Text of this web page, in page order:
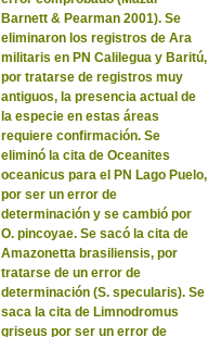
Barnett & Pearman 2001). Se
eliminaron los registros de Ara
militaris en PN Calilegua y Baritú,
por tratarse de registros muy
antiguos, la presencia actual de
la especie en estas áreas
requiere confirmación. Se
eliminó la cita de Oceanites
oceanicus para el PN Lago Puelo,
por ser un error de
determinación y se cambió por
O. pincoyae. Se sacó la cita de
Amazonetta brasiliensis, por
tratarse de un error de
determinación (S. specularis). Se
saca la cita de Limnodromus
griseus por ser un error de